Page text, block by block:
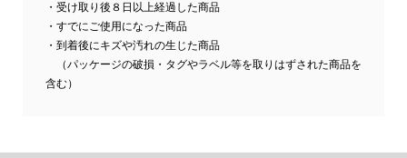
・受け取り後８日以上経過した商品
・すでにご使用になった商品
・到着後にキズや汚れの生じた商品
（パッケージの破損・タグやラベル等を取りはずされた商品を
含む）